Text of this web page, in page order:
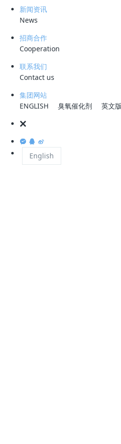
新闻资讯
News
招商合作
Cooperation
联系我们
Contact us
集团网站
ENGLISH
臭氧催化剂 英文版
English
消费积分行动，推动提升用能产品设备
活领域的应用实施。在企业新行动活动
业协会和19家重点企业共同签署发布《
言》，号召各行各业共同行动，大力推
发展。
上一篇